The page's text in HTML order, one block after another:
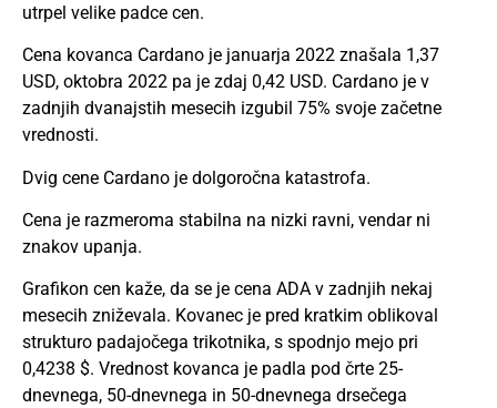
utrpel velike padce cen.
Cena kovanca Cardano je januarja 2022 znašala 1,37
USD, oktobra 2022 pa je zdaj 0,42 USD. Cardano je v
zadnjih dvanajstih mesecih izgubil 75% svoje začetne
vrednosti.
Dvig cene Cardano je dolgoročna katastrofa.
Cena je razmeroma stabilna na nizki ravni, vendar ni
znakov upanja.
Grafikon cen kaže, da se je cena ADA v zadnjih nekaj
mesecih zniževala. Kovanec je pred kratkim oblikoval
strukturo padajočega trikotnika, s spodnjo mejo pri
0,4238 $. Vrednost kovanca je padla pod črte 25-
dnevnega, 50-dnevnega in 50-dnevnega drsečega